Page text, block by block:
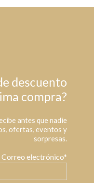
descuento
compra?
antes que nadie
ofertas, eventos y
sorpresas.
Correo electrónico*